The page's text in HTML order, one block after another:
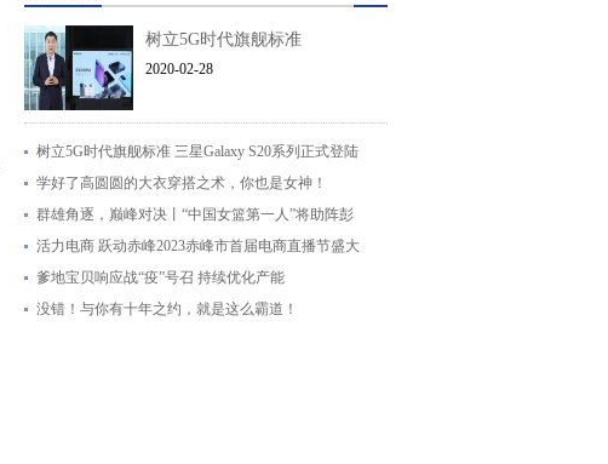
树立5G时代旗舰标准
2020-02-28
树立5G时代旗舰标准 三星Galaxy S20系列正式登陆
学好了高圆圆的大衣穿搭之术，你也是女神！
群雄角逐，巅峰对决丨“中国女篮第一人”将助阵彭
活力电商 跃动赤峰2023赤峰市首届电商直播节盛大
爹地宝贝响应战“疫”号召 持续优化产能
没错！与你有十年之约，就是这么霸道！